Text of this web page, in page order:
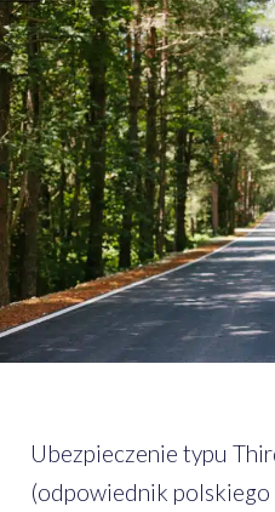
Ubezpieczenie typu
(odpowiednik